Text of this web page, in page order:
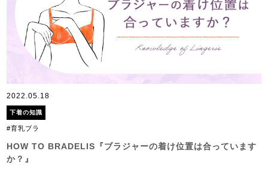
2022.05.18
下着の知識
#育乳ブラ
HOW TO BRADELIS『ブラジャーの着け位置は合っています
か？』